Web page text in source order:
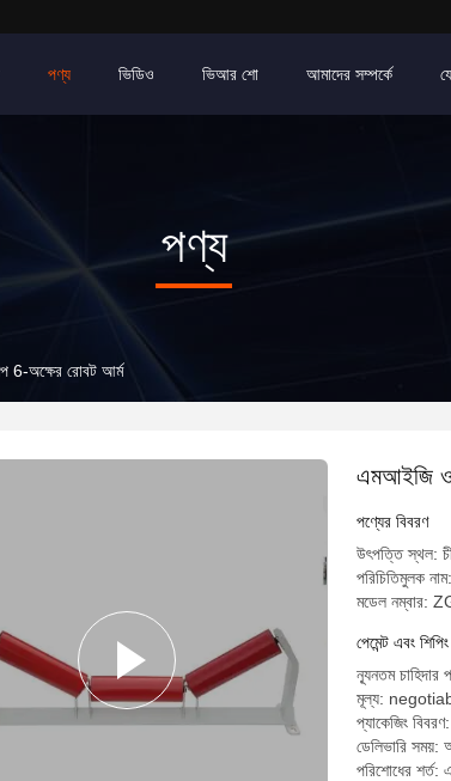
পণ্য ভিডিও ভিআর শো আমাদের সম্পর্কে
পণ্য
6-অক্ষের রোবট আর্ম
এমআইজি
পণ্যের বিবরণ
উৎপত্তি স্থল:
পরিচিতিমুলক
মডেল নম্বার:
পেমেন্ট এবং
ন্যূনতম চাহিদার
মূল্য:
প্যাকেজিং
ডেলিভারি সময়:
পরিশোধের শর্ত: